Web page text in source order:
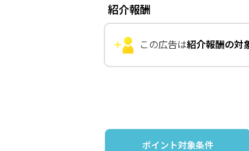
紹介報酬
この広告は紹介報酬の対
ポイント対象条件